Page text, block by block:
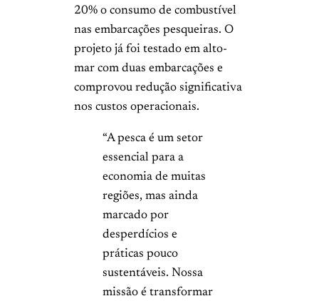
20% o consumo de combustível
nas embarcações pesqueiras. O
projeto já foi testado em alto-
mar com duas embarcações e
comprovou redução significativa
nos custos operacionais.
“A pesca é um setor
essencial para a
economia de muitas
regiões, mas ainda
marcado por
desperdícios e
práticas pouco
sustentáveis. Nossa
missão é transformar